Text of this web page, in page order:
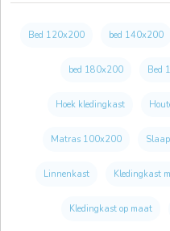
Bed 120x200 bed 140x200
bed 180x200 Bed
Hoek kledingkast
Matras 100x200
Linnenkast Kledingkast
Kledingkast op maat